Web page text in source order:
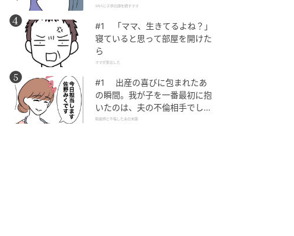
SNSに子供の顔を晒すママ
#1 「ママ、生きてるよね？」
寝ていると思って部屋を開けた
ら
ママが家出した
#1 出産の喜びに包まれたあ
の瞬間。我が子を一番最初に抱
いたのは、夫の不倫相手でし
た。
助産師と不倫した夫の末路